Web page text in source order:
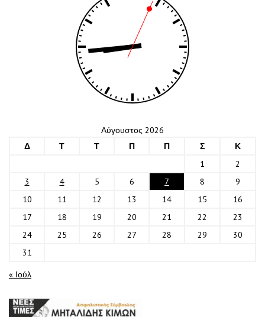
Αύγουστος 2026
Δ
Τ Τ Π Π Σ
Κ
1
2
3
4 5 6 7 8
9
10
11 12 13 14 15
16
17
18 19 20 21 22
23
24
25 26 27 28 29
30
31
« Ιούλ